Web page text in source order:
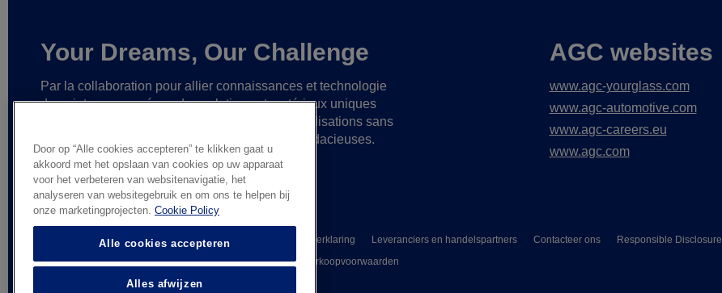
Your Dreams, Our Challenge
Par la collaboration pour allier connaissances et technologie
de pointe,nous créons des solutions et matériaux uniques
en vue de réalisations sans
et d’idées toujours plus audacieuses.
AGC websites
www.agc-yourglass.com
www.agc-automotive.com
www.agc-careers.eu
www.agc.com
© AGC Glass Europe 2026 Wettelijke informatie Privacyverklaring Leveranciers en handelspartners Contacteer ons
Responsible Disclosure
Whistleblowing
Algemene verkoopvoorwaarden
Door op “Alle cookies accepteren” te klikken gaat u
akkoord met het opslaan van cookies op uw apparaat
voor het verbeteren van websitenavigatie, het
analyseren van websitegebruik en om ons te helpen bij
onze marketingprojecten. Cookie Policy
Alle cookies accepteren
Alles afwijzen